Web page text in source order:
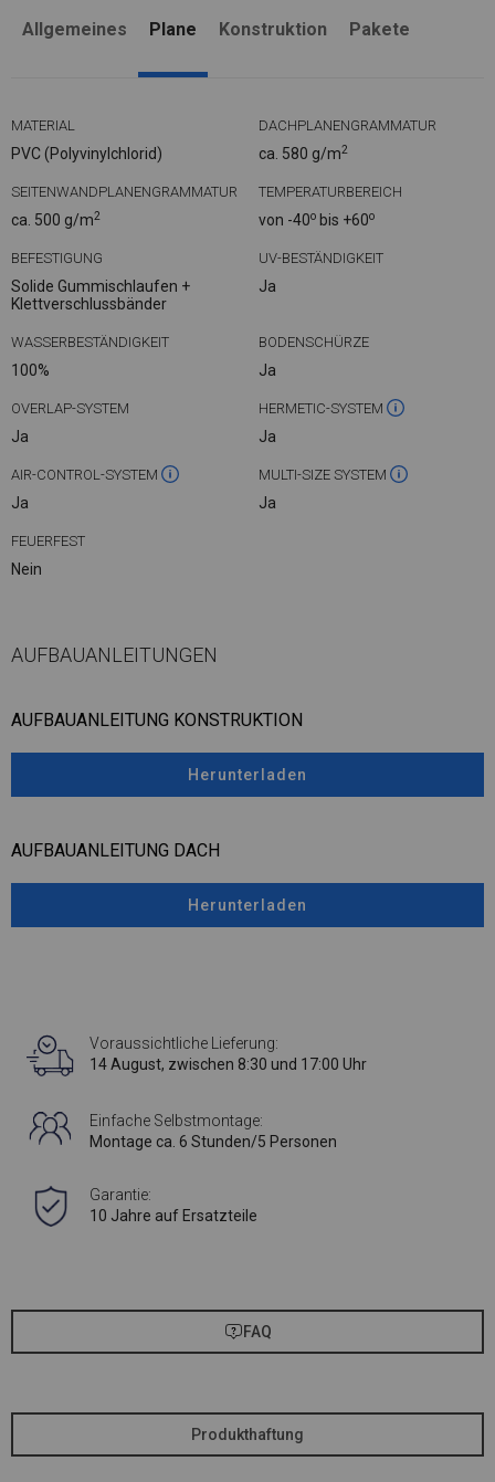
Allgemeines Plane Konstruktion Pakete
MATERIAL
PVC (Polyvinylchlorid)
DACHPLANENGRAMMATUR
ca. 580 g/m2
SEITENWANDPLANENGRAMMATUR
ca. 500 g/m2
TEMPERATURBEREICH
von -40o bis +60o
BEFESTIGUNG
Solide Gummischlaufen +
Klettverschlussbänder
UV-BESTÄNDIGKEIT
Ja
WASSERBESTÄNDIGKEIT
100%
BODENSCHÜRZE
Ja
OVERLAP-SYSTEM
Ja
HERMETIC-SYSTEM
Ja
AIR-CONTROL-SYSTEM
Ja
MULTI-SIZE SYSTEM
Ja
FEUERFEST
Nein
AUFBAUANLEITUNGEN
AUFBAUANLEITUNG KONSTRUKTION
Herunterladen
AUFBAUANLEITUNG DACH
Herunterladen
Voraussichtliche Lieferung:
14 August, zwischen 8:30 und 17:00 Uhr
Einfache Selbstmontage:
Montage ca. 6 Stunden/5 Personen
Garantie:
10 Jahre auf Ersatzteile
FAQ
Produkthaftung